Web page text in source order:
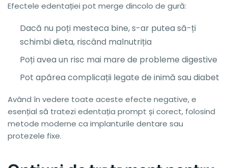
Efectele edentației pot merge dincolo de gură:
Dacă nu poți mesteca bine, s-ar putea să-ți
schimbi dieta, riscând malnutriția
Poți avea un risc mai mare de probleme digestive
Pot apărea complicații legate de inimă sau diabet
Având în vedere toate aceste efecte negative, e
esențial să tratezi edentația prompt și corect, folosind
metode moderne ca implanturile dentare sau
protezele fixe.